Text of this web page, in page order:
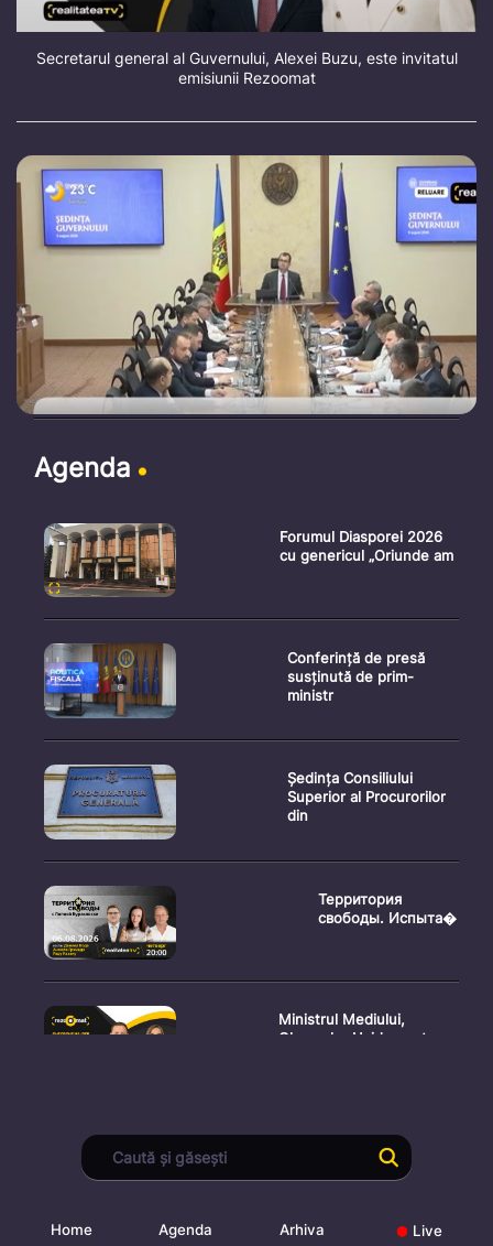
Secretarul general al Guvernului, Alexei Buzu, este invitatul
emisiunii Rezoomat
Agenda
Forumul Diasporei 2026
cu genericul „Oriunde am
Conferință de presă
susținută de prim-
ministr
Ședința Consiliului
Superior al Procurorilor
din
Территория
свободы. Испыта�
Ministrul Mediului,
Gheorghe Hajder, este
Consultări publice privind
proiectul de lege pent
Home Agenda Arhiva Live